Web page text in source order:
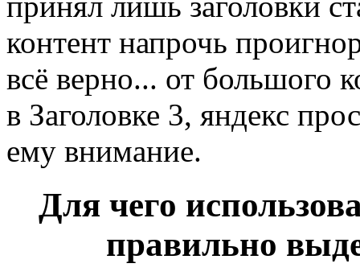
контент напрочь
всё верно... от большого
в Заголовке 3, яндекс
ему внимание.
Для чего
правильно